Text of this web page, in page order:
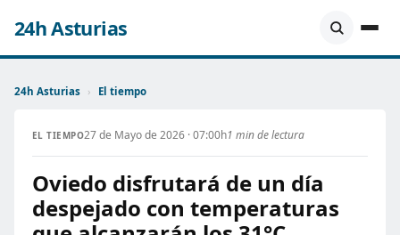
24h Asturias
24h Asturias › El tiempo
EL TIEMPO27 de Mayo de 2026 · 07:00h1 min de lectura
Oviedo disfrutará de un día
despejado con temperaturas